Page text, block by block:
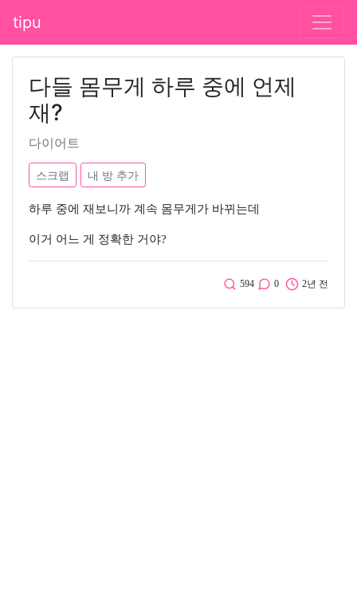
tipu
다들 몸무게 하루 중에 언제
재?
다이어트
스크랩 내 방 추가
하루 중에 재보니까 계속 몸무게가 바뀌는데
이거 어느 게 정확한 거야?
594 0 2년 전